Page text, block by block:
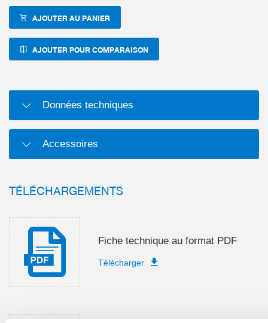
AJOUTER AU PANIER
AJOUTER POUR COMPARAISON
Données techniques
Accessoires
TÉLÉCHARGEMENTS
Fiche technique au format PDF
Télécharger